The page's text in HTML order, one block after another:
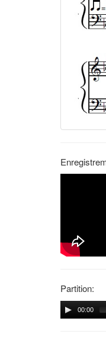
Partition:
00:00